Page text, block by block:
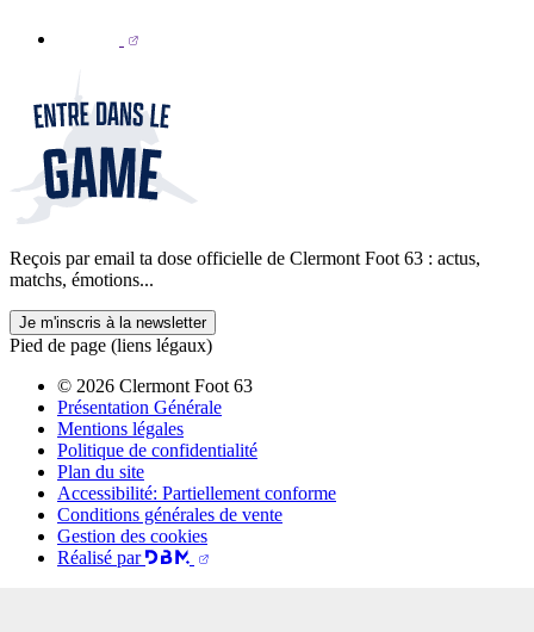
Reçois par email ta dose officielle de Clermont Foot 63 : actus,
matchs, émotions...
Je m'inscris à la newsletter
Pied de page (liens légaux)
© 2026 Clermont Foot 63
Présentation Générale
Mentions légales
Politique de confidentialité
Plan du site
Accessibilité: Partiellement conforme
Conditions générales de vente
Gestion des cookies
Réalisé par